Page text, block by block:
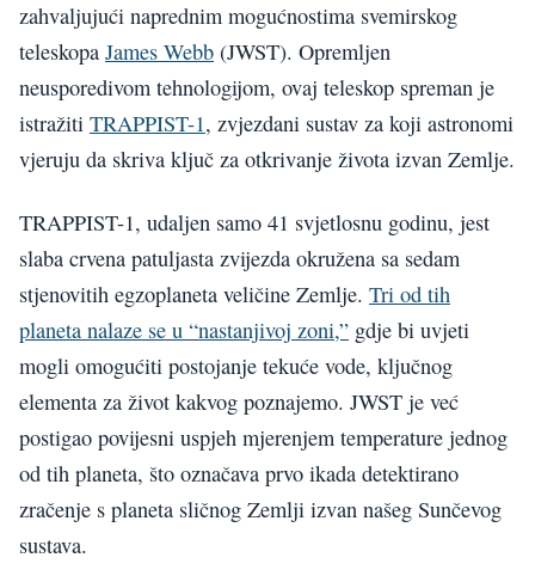
zahvaljujući naprednim mogućnostima svemirskog
teleskopa James Webb (JWST). Opremljen
neusporedivom tehnologijom, ovaj teleskop spreman je
istražiti TRAPPIST-1, zvjezdani sustav za koji astronomi
vjeruju da skriva ključ za otkrivanje života izvan Zemlje.
TRAPPIST-1, udaljen samo 41 svjetlosnu godinu, jest
slaba crvena patuljasta zvijezda okružena sa sedam
stjenovitih egzoplaneta veličine Zemlje. Tri od tih
planeta nalaze se u “nastanjivoj zoni,” gdje bi uvjeti
mogli omogućiti postojanje tekuće vode, ključnog
elementa za život kakvog poznajemo. JWST je već
postigao povijesni uspjeh mjerenjem temperature jednog
od tih planeta, što označava prvo ikada detektirano
zračenje s planeta sličnog Zemlji izvan našeg Sunčevog
sustava.